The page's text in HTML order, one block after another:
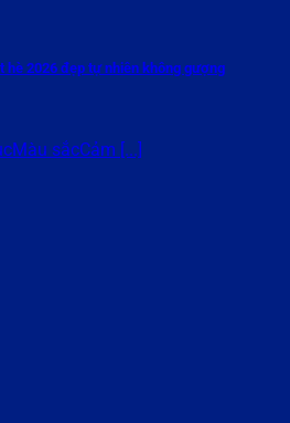
hè 2026 đẹp tự nhiên không gượng
sắcCảm [...]